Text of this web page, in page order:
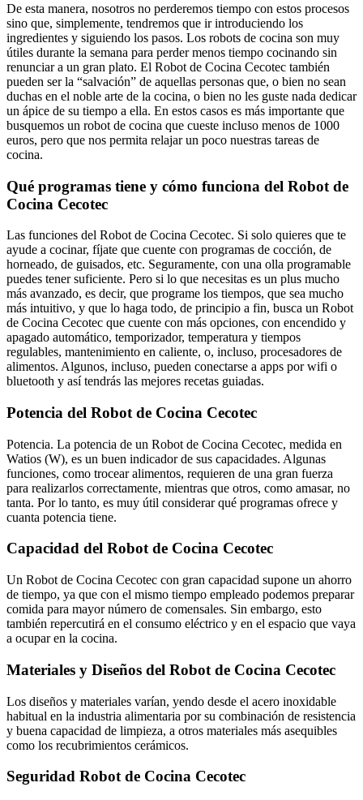
De esta manera, nosotros no perderemos tiempo con estos procesos
sino que, simplemente, tendremos que ir introduciendo los
ingredientes y siguiendo los pasos. Los robots de cocina son muy
útiles durante la semana para perder menos tiempo cocinando sin
renunciar a un gran plato. El Robot de Cocina Cecotec también
pueden ser la “salvación” de aquellas personas que, o bien no sean
duchas en el noble arte de la cocina, o bien no les guste nada dedicar
un ápice de su tiempo a ella. En estos casos es más importante que
busquemos un robot de cocina que cueste incluso menos de 1000
euros, pero que nos permita relajar un poco nuestras tareas de
cocina.
Qué programas tiene y cómo funciona del Robot de
Cocina Cecotec
Las funciones del Robot de Cocina Cecotec. Si solo quieres que te
ayude a cocinar, fíjate que cuente con programas de cocción, de
horneado, de guisados, etc. Seguramente, con una olla programable
puedes tener suficiente. Pero si lo que necesitas es un plus mucho
más avanzado, es decir, que programe los tiempos, que sea mucho
más intuitivo, y que lo haga todo, de principio a fin, busca un Robot
de Cocina Cecotec que cuente con más opciones, con encendido y
apagado automático, temporizador, temperatura y tiempos
regulables, mantenimiento en caliente, o, incluso, procesadores de
alimentos. Algunos, incluso, pueden conectarse a apps por wifi o
bluetooth y así tendrás las mejores recetas guiadas.
Potencia del Robot de Cocina Cecotec
Potencia. La potencia de un Robot de Cocina Cecotec, medida en
Watios (W), es un buen indicador de sus capacidades. Algunas
funciones, como trocear alimentos, requieren de una gran fuerza
para realizarlos correctamente, mientras que otros, como amasar, no
tanta. Por lo tanto, es muy útil considerar qué programas ofrece y
cuanta potencia tiene.
Capacidad del Robot de Cocina Cecotec
Un Robot de Cocina Cecotec con gran capacidad supone un ahorro
de tiempo, ya que con el mismo tiempo empleado podemos preparar
comida para mayor número de comensales. Sin embargo, esto
también repercutirá en el consumo eléctrico y en el espacio que vaya
a ocupar en la cocina.
Materiales y Diseños del Robot de Cocina Cecotec
Los diseños y materiales varían, yendo desde el acero inoxidable
habitual en la industria alimentaria por su combinación de resistencia
y buena capacidad de limpieza, a otros materiales más asequibles
como los recubrimientos cerámicos.
Seguridad Robot de Cocina Cecotec